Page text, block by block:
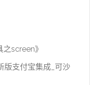
之screen》
版支付宝集成_可沙